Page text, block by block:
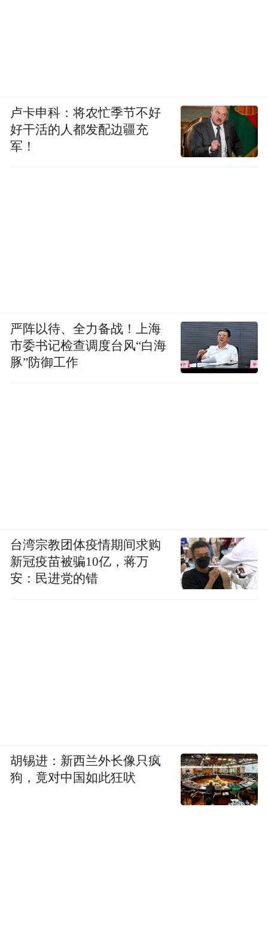
卢卡申科：将农忙季节不好
好干活的人都发配边疆充
军！
严阵以待、全力备战！上海
市委书记检查调度台风“白海
豚”防御工作
台湾宗教团体疫情期间求购
新冠疫苗被骗10亿，蒋万
安：民进党的错
胡锡进：新西兰外长像只疯
狗，竟对中国如此狂吠